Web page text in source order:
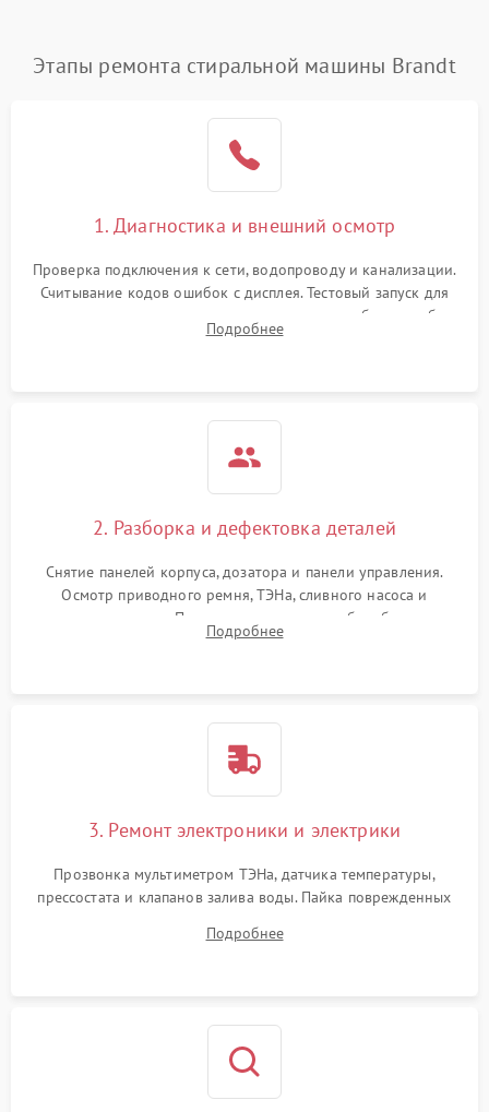
Подробнее →
Этапы ремонта стиральной машины Brandt
1. Диагностика и внешний осмотр
Проверка подключения к сети, водопроводу и канализации.
Считывание кодов ошибок с дисплея. Тестовый запуск для
выявления посторонних шумов, протечек или сбоев в работе
электронного модуля управления.
Подробнее
2. Разборка и дефектовка деталей
Снятие панелей корпуса, дозатора и панели управления.
Осмотр приводного ремня, ТЭНа, сливного насоса и
амортизаторов. Проверка подшипников барабана и
крестовины на износ, а манжеты люка на разрывы.
Подробнее
3. Ремонт электроники и электрики
Прозвонка мультиметром ТЭНа, датчика температуры,
прессостата и клапанов залива воды. Пайка поврежденных
Восстановление целостности проводки и контактов.
Подробнее